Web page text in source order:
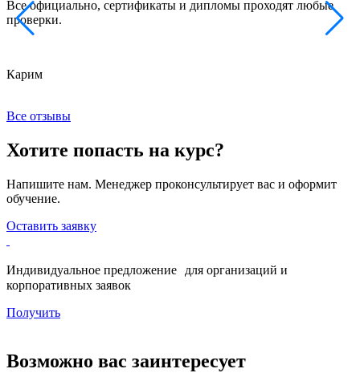
Все официально, сертификаты и дипломы проходят любые
проверки.
Карим
Все отзывы
Хотите попасть на курс?
Напишите нам. Менеджер проконсультирует вас и оформит
обучение.
Оставить заявку
Индивидуальное предложение для организаций и
корпоративных заявок
Получить
Возможно вас заинтересует